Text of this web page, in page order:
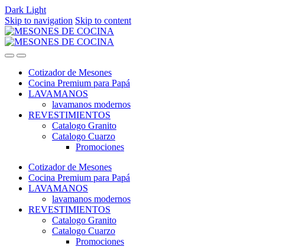
Dark Light
Skip to navigation Skip to content
Cotizador de Mesones
Cocina Premium para Papá
LAVAMANOS
lavamanos modernos
REVESTIMIENTOS
Catalogo Granito
Catalogo Cuarzo
Promociones
Cotizador de Mesones
Cocina Premium para Papá
LAVAMANOS
lavamanos modernos
REVESTIMIENTOS
Catalogo Granito
Catalogo Cuarzo
Promociones